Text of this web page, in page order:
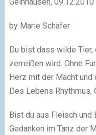
by Marie Schäfer
Du bist dass wilde Tier,
zerreißen wird. Ohne
Herz mit der Macht und
Des Lebens Rhythmus,
Bist du aus Fleisch und
Gedanken im Tanz der